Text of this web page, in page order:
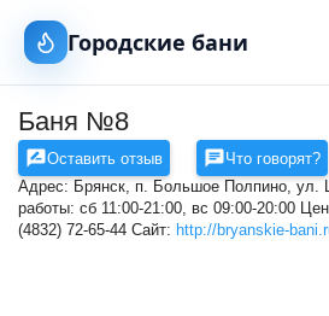
Городские бани
Баня №8
Оставить отзыв Что говорят?
Адрес: Брянск, п. Большое Полпино, ул.
работы: сб 11:00-21:00, вс 09:00-20:00
(4832) 72-65-44 Сайт: http://bryanskie-